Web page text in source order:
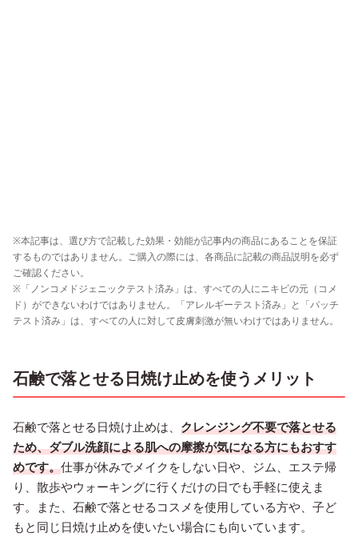
※本記事は、選び方で記載した効果・効能が記事内の商品にあることを保証
するものではありません。ご購入の際には、各商品に記載の商品説明を必ず
ご確認ください。
※「ノンコメドジェニックテスト済み」は、すべての人にニキビの元（コメ
ド）ができないわけではありません。「アレルギーテスト済み」と「パッチ
テスト済み」は、すべての人に対して皮膚刺激が無いわけではありません。
石鹸で落とせる日焼け止めを使うメリット
石鹸で落とせる日焼け止めは、 クレンジング不要で落とせる
ため、ダブル洗顔による肌への摩擦が気になる方にもおすす
めです。仕事が休みでメイクをしない日や、ジム、エステ帰
り、散歩やウォーキングに行くだけの日でも手軽に使えま
す。また、石鹸で落とせるコスメを使用している方や、子ど
もと同じ日焼け止めを使いたい場合にも向いています。